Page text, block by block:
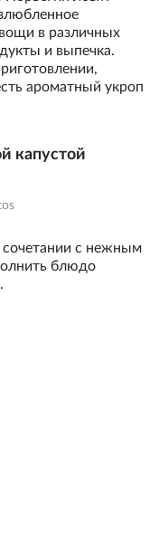
в различных
и выпечка.
ароматный укроп
капустой
с нежным
блюдо